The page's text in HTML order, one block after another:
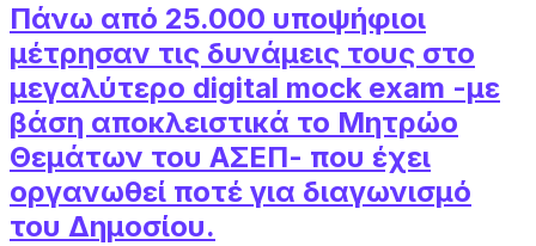
Πάνω από 25.000 υποψήφιοι
μέτρησαν τις δυνάμεις τους στο
μεγαλύτερο digital mock exam -με
βάση αποκλειστικά το Μητρώο
Θεμάτων του ΑΣΕΠ- που έχει
οργανωθεί ποτέ για διαγωνισμό
του Δημοσίου.